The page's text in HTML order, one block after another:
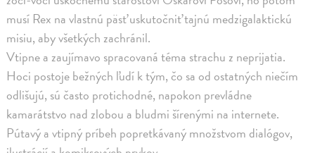
musí Rex na vlastnú päsť uskutočniť tajnú medzigalaktickú
misiu, aby všetkých zachránil.
Vtipne a zaujímavo spracovaná téma strachu z neprijatia.
Hoci postoje bežných ľudí k tým, čo sa od ostatných niečím
odlišujú, sú často protichodné, napokon prevládne
kamarátstvo nad zlobou a bludmi šírenými na internete.
Pútavý a vtipný príbeh popretkávaný množstvom dialógov,